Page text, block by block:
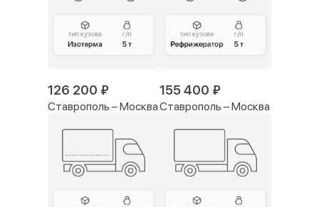
126 200 ₽
Ставрополь – Москва
155 400 ₽
Ставрополь – Москва